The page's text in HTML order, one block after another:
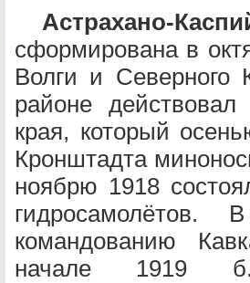
Астрахано-
сформирована в
Волги и Северного
районе
края, который
Кронштадта
ноябрю 1918
гидросамолётов.
командованию
начале 1919